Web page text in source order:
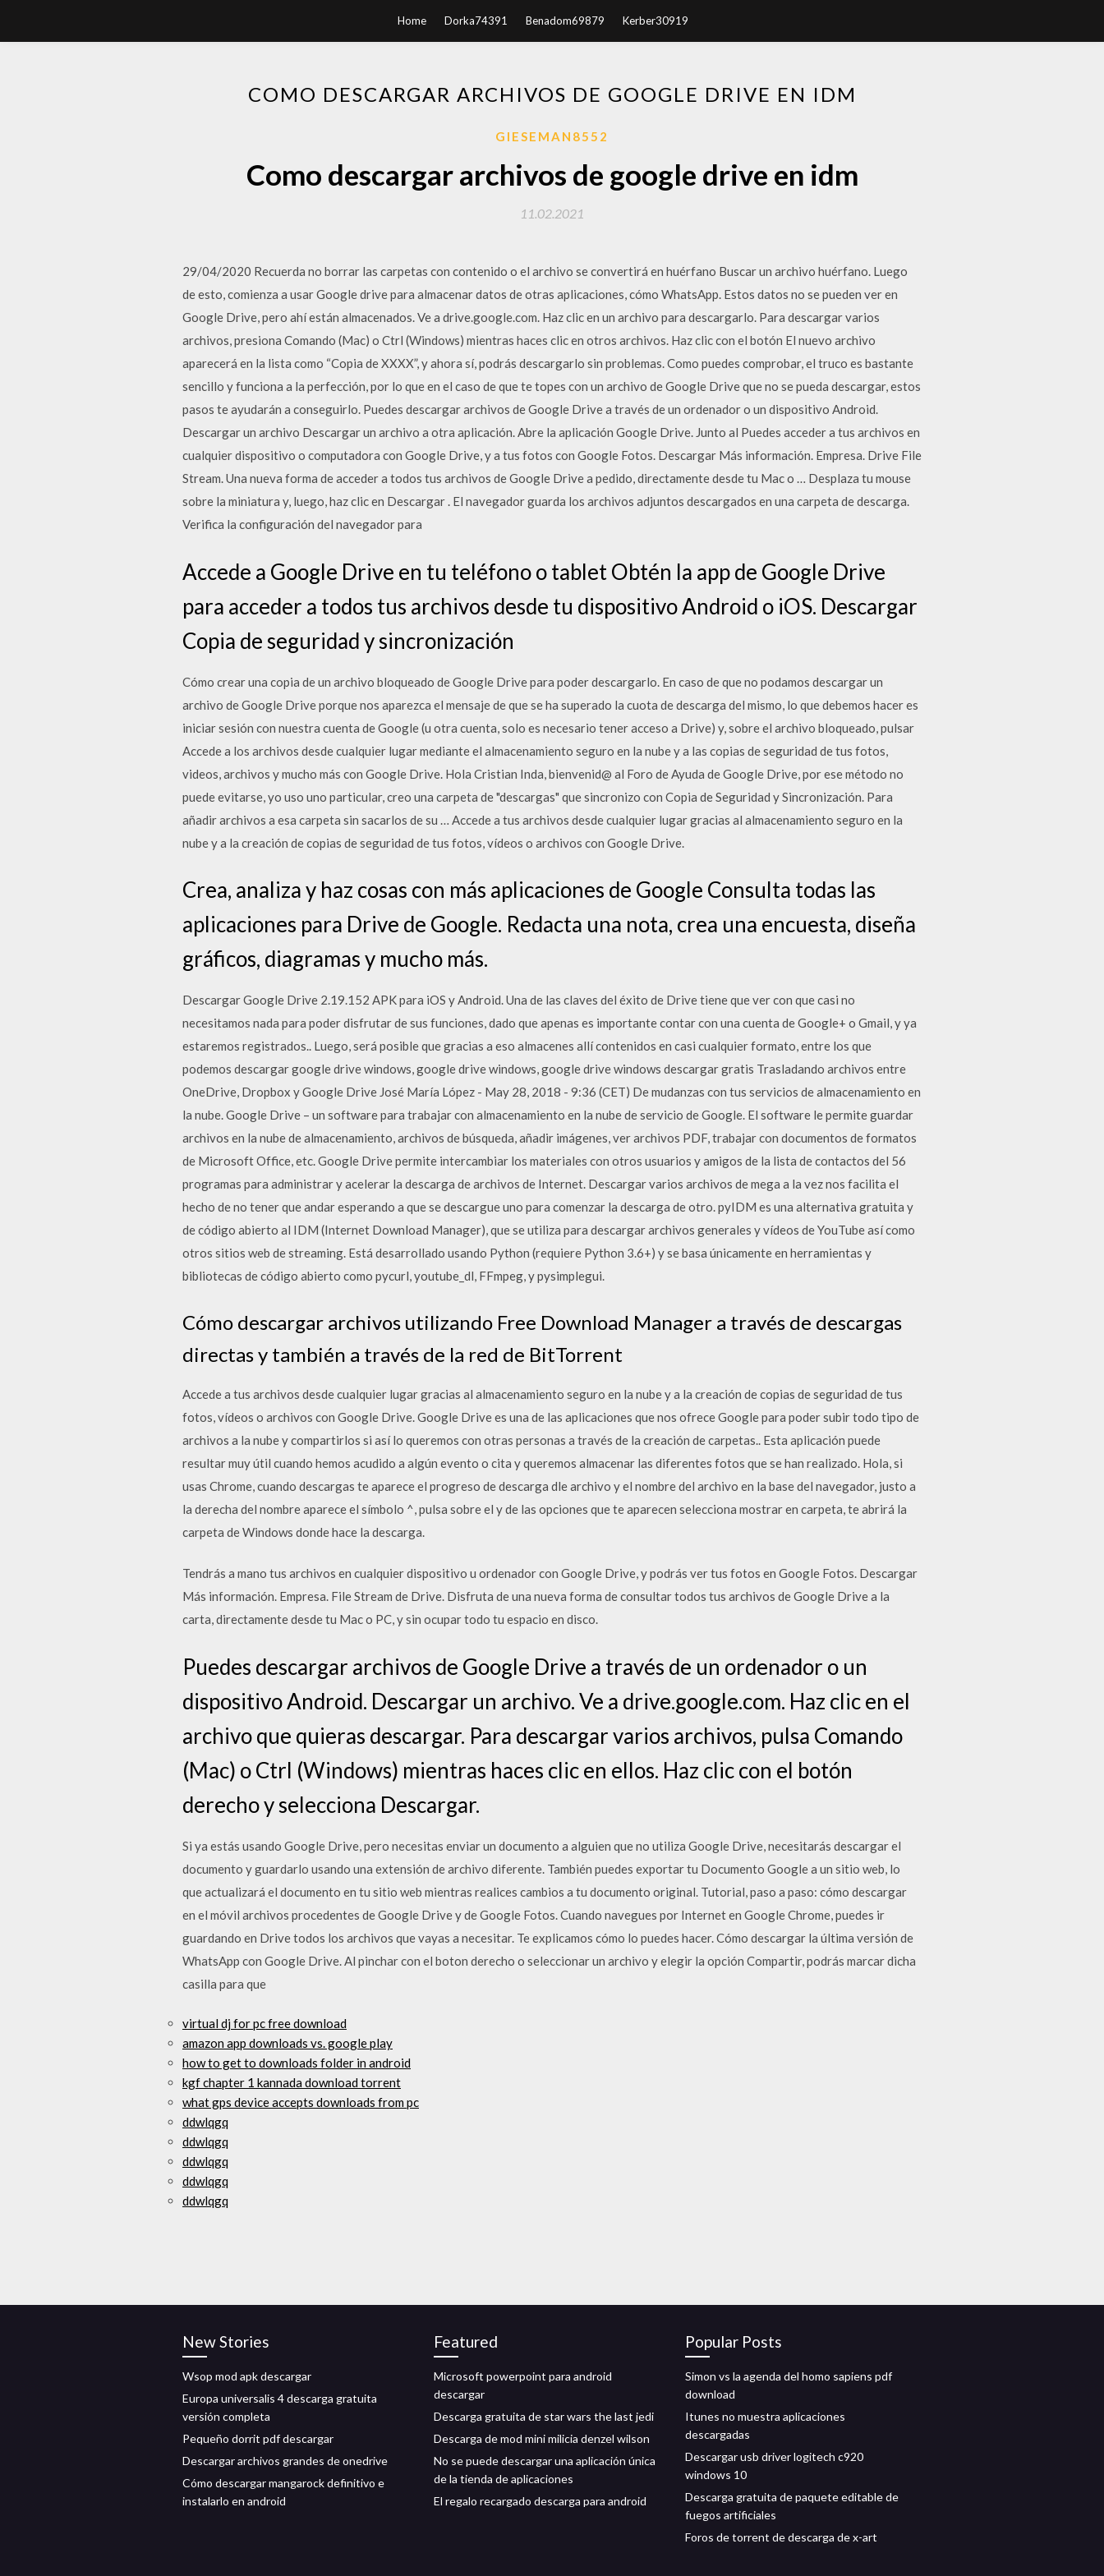
Home Dorka74391 Benadom69879 Kerber30919
COMO DESCARGAR ARCHIVOS DE GOOGLE DRIVE EN IDM
GIESEMAN8552
Como descargar archivos de google drive en idm
11.02.2021
29/04/2020 Recuerda no borrar las carpetas con contenido o el archivo se convertirá en huérfano Buscar un archivo huérfano. Luego
de esto, comienza a usar Google drive para almacenar datos de otras aplicaciones, cómo WhatsApp. Estos datos no se pueden ver en
Google Drive, pero ahí están almacenados. Ve a drive.google.com. Haz clic en un archivo para descargarlo. Para descargar varios
archivos, presiona Comando (Mac) o Ctrl (Windows) mientras haces clic en otros archivos. Haz clic con el botón El nuevo archivo
aparecerá en la lista como “Copia de XXXX”, y ahora sí, podrás descargarlo sin problemas. Como puedes comprobar, el truco es bastante
sencillo y funciona a la perfección, por lo que en el caso de que te topes con un archivo de Google Drive que no se pueda descargar, estos
pasos te ayudarán a conseguirlo. Puedes descargar archivos de Google Drive a través de un ordenador o un dispositivo Android.
Descargar un archivo Descargar un archivo a otra aplicación. Abre la aplicación Google Drive. Junto al Puedes acceder a tus archivos en
cualquier dispositivo o computadora con Google Drive, y a tus fotos con Google Fotos. Descargar Más información. Empresa. Drive File
Stream. Una nueva forma de acceder a todos tus archivos de Google Drive a pedido, directamente desde tu Mac o … Desplaza tu mouse
sobre la miniatura y, luego, haz clic en Descargar . El navegador guarda los archivos adjuntos descargados en una carpeta de descarga.
Verifica la configuración del navegador para
Accede a Google Drive en tu teléfono o tablet Obtén la app de Google Drive
para acceder a todos tus archivos desde tu dispositivo Android o iOS. Descargar
Copia de seguridad y sincronización
Cómo crear una copia de un archivo bloqueado de Google Drive para poder descargarlo. En caso de que no podamos descargar un
archivo de Google Drive porque nos aparezca el mensaje de que se ha superado la cuota de descarga del mismo, lo que debemos hacer es
iniciar sesión con nuestra cuenta de Google (u otra cuenta, solo es necesario tener acceso a Drive) y, sobre el archivo bloqueado, pulsar
Accede a los archivos desde cualquier lugar mediante el almacenamiento seguro en la nube y a las copias de seguridad de tus fotos,
videos, archivos y mucho más con Google Drive. Hola Cristian Inda, bienvenid@ al Foro de Ayuda de Google Drive, por ese método no
puede evitarse, yo uso uno particular, creo una carpeta de "descargas" que sincronizo con Copia de Seguridad y Sincronización. Para
añadir archivos a esa carpeta sin sacarlos de su … Accede a tus archivos desde cualquier lugar gracias al almacenamiento seguro en la
nube y a la creación de copias de seguridad de tus fotos, vídeos o archivos con Google Drive.
Crea, analiza y haz cosas con más aplicaciones de Google Consulta todas las
aplicaciones para Drive de Google. Redacta una nota, crea una encuesta, diseña
gráficos, diagramas y mucho más.
Descargar Google Drive 2.19.152 APK para iOS y Android. Una de las claves del éxito de Drive tiene que ver con que casi no
necesitamos nada para poder disfrutar de sus funciones, dado que apenas es importante contar con una cuenta de Google+ o Gmail, y ya
estaremos registrados.. Luego, será posible que gracias a eso almacenes allí contenidos en casi cualquier formato, entre los que
podemos descargar google drive windows, google drive windows, google drive windows descargar gratis Trasladando archivos entre
OneDrive, Dropbox y Google Drive José María López - May 28, 2018 - 9:36 (CET) De mudanzas con tus servicios de almacenamiento en
la nube. Google Drive – un software para trabajar con almacenamiento en la nube de servicio de Google. El software le permite guardar
archivos en la nube de almacenamiento, archivos de búsqueda, añadir imágenes, ver archivos PDF, trabajar con documentos de formatos
de Microsoft Office, etc. Google Drive permite intercambiar los materiales con otros usuarios y amigos de la lista de contactos del 56
programas para administrar y acelerar la descarga de archivos de Internet. Descargar varios archivos de mega a la vez nos facilita el
hecho de no tener que andar esperando a que se descargue uno para comenzar la descarga de otro. pyIDM es una alternativa gratuita y
de código abierto al IDM (Internet Download Manager), que se utiliza para descargar archivos generales y vídeos de YouTube así como
otros sitios web de streaming. Está desarrollado usando Python (requiere Python 3.6+) y se basa únicamente en herramientas y
bibliotecas de código abierto como pycurl, youtube_dl, FFmpeg, y pysimplegui.
Cómo descargar archivos utilizando Free Download Manager a través de descargas
directas y también a través de la red de BitTorrent
Accede a tus archivos desde cualquier lugar gracias al almacenamiento seguro en la nube y a la creación de copias de seguridad de tus
fotos, vídeos o archivos con Google Drive. Google Drive es una de las aplicaciones que nos ofrece Google para poder subir todo tipo de
archivos a la nube y compartirlos si así lo queremos con otras personas a través de la creación de carpetas.. Esta aplicación puede
resultar muy útil cuando hemos acudido a algún evento o cita y queremos almacenar las diferentes fotos que se han realizado. Hola, si
usas Chrome, cuando descargas te aparece el progreso de descarga dle archivo y el nombre del archivo en la base del navegador, justo a
la derecha del nombre aparece el símbolo ^, pulsa sobre el y de las opciones que te aparecen selecciona mostrar en carpeta, te abrirá la
carpeta de Windows donde hace la descarga.
Tendrás a mano tus archivos en cualquier dispositivo u ordenador con Google Drive, y podrás ver tus fotos en Google Fotos. Descargar
Más información. Empresa. File Stream de Drive. Disfruta de una nueva forma de consultar todos tus archivos de Google Drive a la
carta, directamente desde tu Mac o PC, y sin ocupar todo tu espacio en disco.
Puedes descargar archivos de Google Drive a través de un ordenador o un
dispositivo Android. Descargar un archivo. Ve a drive.google.com. Haz clic en el
archivo que quieras descargar. Para descargar varios archivos, pulsa Comando
(Mac) o Ctrl (Windows) mientras haces clic en ellos. Haz clic con el botón
derecho y selecciona Descargar.
Si ya estás usando Google Drive, pero necesitas enviar un documento a alguien que no utiliza Google Drive, necesitarás descargar el
documento y guardarlo usando una extensión de archivo diferente. También puedes exportar tu Documento Google a un sitio web, lo
que actualizará el documento en tu sitio web mientras realices cambios a tu documento original. Tutorial, paso a paso: cómo descargar
en el móvil archivos procedentes de Google Drive y de Google Fotos. Cuando navegues por Internet en Google Chrome, puedes ir
guardando en Drive todos los archivos que vayas a necesitar. Te explicamos cómo lo puedes hacer. Cómo descargar la última versión de
WhatsApp con Google Drive. Al pinchar con el boton derecho o seleccionar un archivo y elegir la opción Compartir, podrás marcar dicha
casilla para que
virtual dj for pc free download
amazon app downloads vs. google play
how to get to downloads folder in android
kgf chapter 1 kannada download torrent
what gps device accepts downloads from pc
ddwlqgq
ddwlqgq
ddwlqgq
ddwlqgq
ddwlqgq
New Stories
Wsop mod apk descargar
Europa universalis 4 descarga gratuita
versión completa
Pequeño dorrit pdf descargar
Descargar archivos grandes de onedrive
Cómo descargar mangarock definitivo e
instalarlo en android
Featured
Microsoft powerpoint para android
descargar
Descarga gratuita de star wars the last jedi
Descarga de mod mini milicia denzel wilson
No se puede descargar una aplicación única
de la tienda de aplicaciones
El regalo recargado descarga para android
Popular Posts
Simon vs la agenda del homo sapiens pdf
download
Itunes no muestra aplicaciones
descargadas
Descargar usb driver logitech c920
windows 10
Descarga gratuita de paquete editable de
fuegos artificiales
Foros de torrent de descarga de x-art